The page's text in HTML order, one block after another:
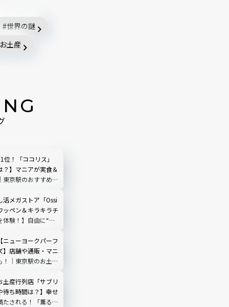
世界の謎
お土産
位！「ココリス」
？】マニアが実食＆
東京駅のおすすめ土
活メガストア「Ossi
ッペン＆キラキラチ
体験！】自由に“好
ニューヨークパーフ
】店舗や通販・マニ
！｜東京駅のお土産
土産行列店「サブリ
待ち時間は？】幸せ
たされる！「薫るバ